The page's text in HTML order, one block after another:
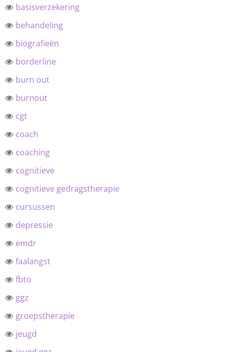
basisverzekering
behandeling
biografieën
borderline
burn out
burnout
cgt
coach
coaching
cognitieve
cognitieve gedragstherapie
cursussen
depressie
emdr
faalangst
fbto
ggz
groepstherapie
jeugd